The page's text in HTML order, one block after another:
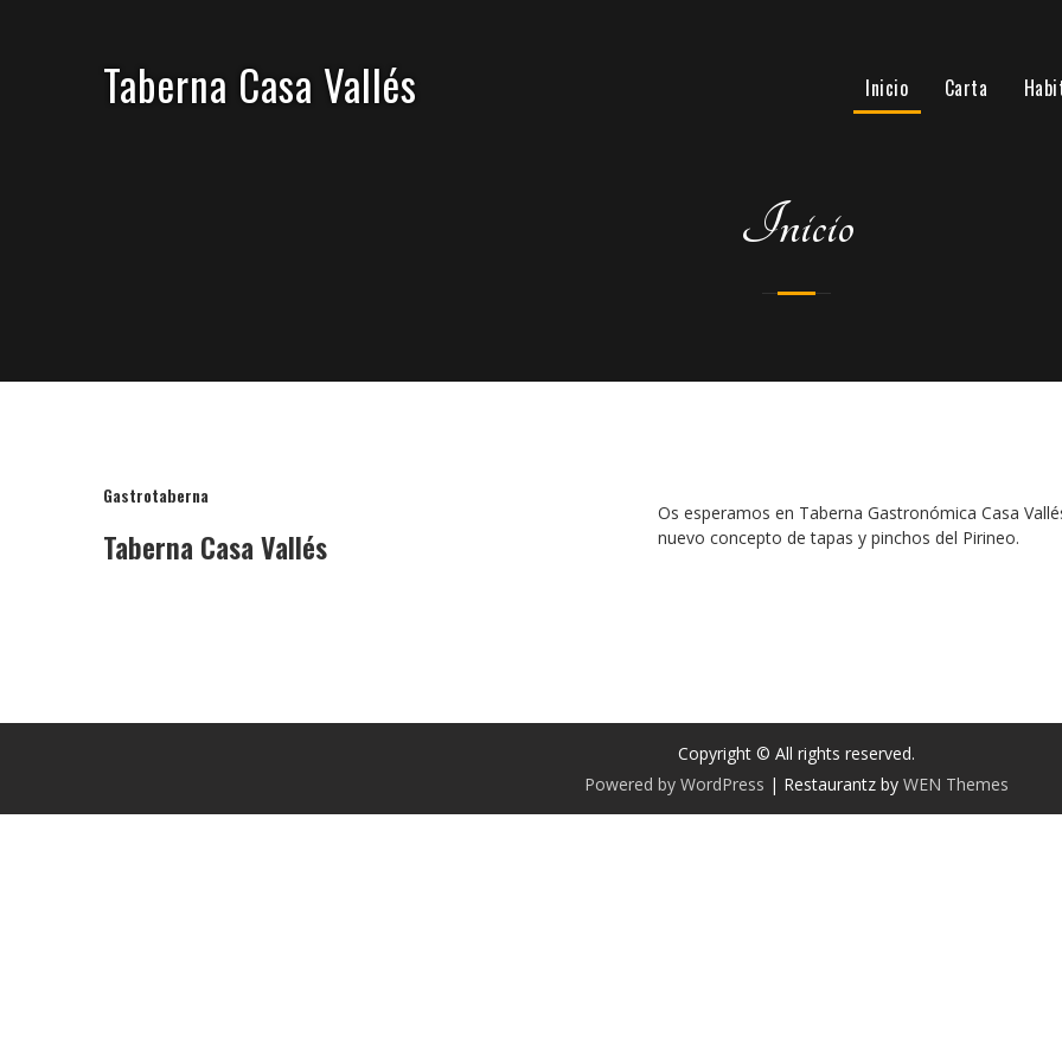
Taberna Casa Vallés Inicio Carta
Inicio
Gastrotaberna
Taberna Casa Vallés
Os esperamos en Taberna Gastronómica Casa
nuevo concepto de tapas y pinchos del Pirineo.
Copyright © All rights reserved.
Powered by WordPress | Restaurantz by WEN Themes